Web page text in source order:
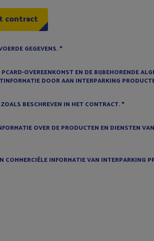
contract
GEGEVENS.*
OVEREENKOMST EN DE BIJBEHORENDE
DOOR AAN INTERPARKING
BESCHREVEN IN HET CONTRACT.*
OVER DE PRODUCTEN EN DIENSTEN
COMMERCIËLE INFORMATIE VAN INTERPARKING